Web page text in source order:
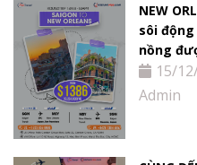
NEW
sôi
nồng
15/
Admin